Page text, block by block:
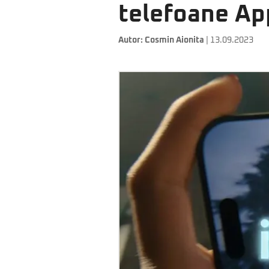
telefoane
Autor: Cosmin Aionita | 13.09.2023